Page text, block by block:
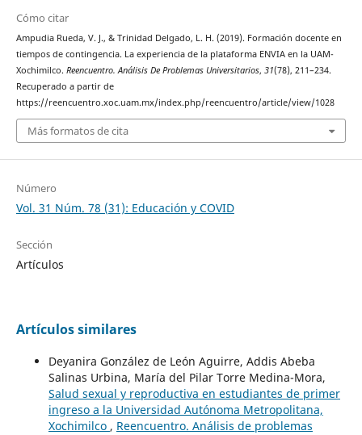
Cómo citar
Ampudia Rueda, V. J., & Trinidad Delgado, L. H. (2019). Formación docente en
tiempos de contingencia. La experiencia de la plataforma ENVIA en la UAM-
Xochimilco. Reencuentro. Análisis De Problemas Universitarios, 31(78), 211–234.
Recuperado a partir de
https://reencuentro.xoc.uam.mx/index.php/reencuentro/article/view/1028
Más formatos de cita
Número
Vol. 31 Núm. 78 (31): Educación y COVID
Sección
Artículos
Artículos similares
Deyanira González de León Aguirre, Addis Abeba
Salinas Urbina, María del Pilar Torre Medina-Mora,
Salud sexual y reproductiva en estudiantes de primer
ingreso a la Universidad Autónoma Metropolitana,
Xochimilco , Reencuentro. Análisis de problemas